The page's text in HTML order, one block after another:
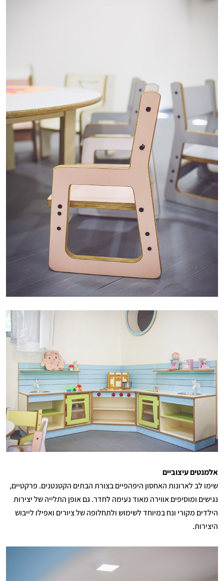
אלמנטים עיצוביים
שימו לב לארונות האחסון היפהפיים בצורת הבתים הקטנטנים. פרקטיים,
נגישים ומוסיפים אווירה מאוד נעימה לחדר. גם אופן התלייה של יצירות
הילדים מקורי ונח במיוחד לשימוש ולתחלופה של ציורים ואפילו לייבוש
היצירות.